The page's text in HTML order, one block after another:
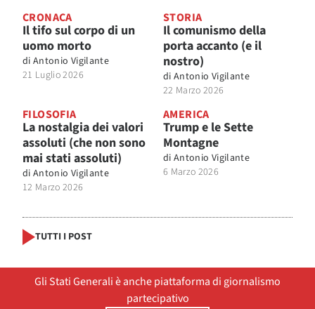
CRONACA
Il tifo sul corpo di un
uomo morto
di Antonio Vigilante
21 Luglio 2026
STORIA
Il comunismo della
porta accanto (e il
nostro)
di Antonio Vigilante
22 Marzo 2026
FILOSOFIA
La nostalgia dei valori
assoluti (che non sono
mai stati assoluti)
di Antonio Vigilante
12 Marzo 2026
AMERICA
Trump e le Sette
Montagne
di Antonio Vigilante
6 Marzo 2026
TUTTI I POST
Gli Stati Generali è anche piattaforma di giornalismo
partecipativo